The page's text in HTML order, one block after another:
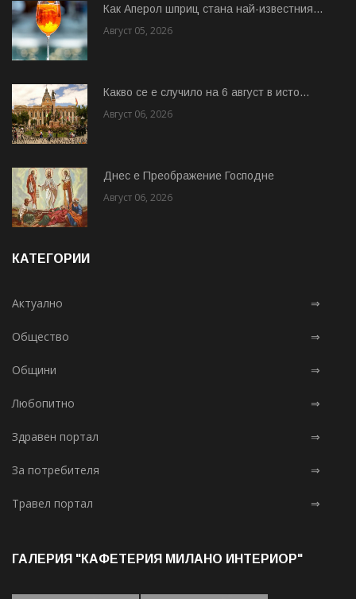
Как Аперол шприц стана най-известния...
Август 05, 2026
Какво се е случило на 6 август в исто...
Август 06, 2026
Днес е Преображение Господне
Август 06, 2026
КАТЕГОРИИ
Актуално ⇒
Общество ⇒
Общини ⇒
Любопитно ⇒
Здравен портал ⇒
За потребителя ⇒
Травел портал ⇒
ГАЛЕРИЯ "КАФЕТЕРИЯ МИЛАНО ИНТЕРИОР"